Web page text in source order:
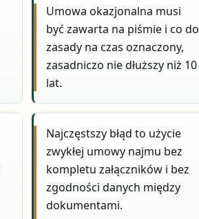
Umowa okazjonalna musi
być zawarta na piśmie i co do
zasady na czas oznaczony,
zasadniczo nie dłuższy niż 10
lat.
Najczęstszy błąd to użycie
zwykłej umowy najmu bez
kompletu załączników i bez
zgodności danych między
dokumentami.